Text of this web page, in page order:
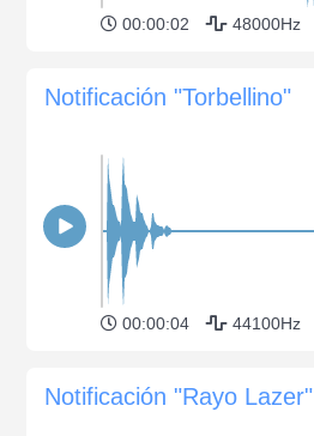
00:00:02 48000Hz
Notificación "Torbellino"
00:00:04 44100Hz
Notificación "Rayo Lazer"